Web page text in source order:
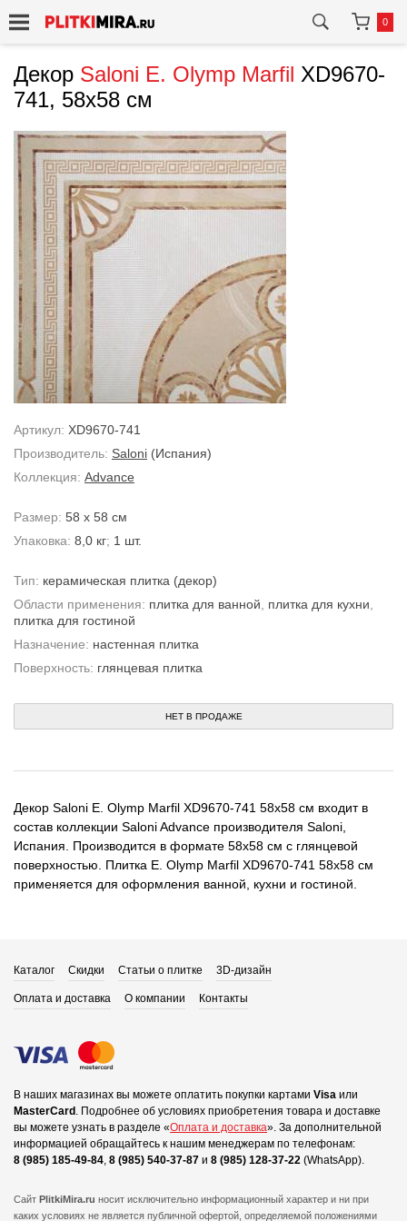
0
Декор Saloni E. Olymp Marfil XD9670-
741, 58x58 см
Артикул: XD9670-741
Производитель: Saloni (Испания)
Коллекция: Advance
Размер: 58 x 58 см
Упаковка: 8,0 кг; 1 шт.
Тип: керамическая плитка (декор)
Области применения: плитка для ванной плитка для кухни
плитка для гостиной
Назначение: настенная плитка
Поверхность: глянцевая плитка
НЕТ В ПРОДАЖЕ
Декор Saloni E. Olymp Marfil XD9670-741 58x58 см входит в
состав коллекции Saloni Advance производителя Saloni,
Испания. Производится в формате 58x58 см с глянцевой
поверхностью. Плитка E. Olymp Marfil XD9670-741 58x58 см
применяется для оформления ванной, кухни и гостиной.
Каталог Скидки Статьи о плитке 3D-дизайн
Оплата и доставка О компании Контакты
В наших магазинах вы можете оплатить покупки картами Visa или
MasterCard . Подробнее об условиях приобретения товара и доставке
вы можете узнать в разделе «Оплата и доставка». За дополнительной
информацией обращайтесь к нашим менеджерам по телефонам:
8 (985) 185-49-84, 8 (985) 540-37-87 и 8 (985) 128-37-22 (WhatsApp).
Сайт PlitkiMira.ru носит исключительно информационный характер и ни при
каких условиях не является публичной офертой, определяемой положениями